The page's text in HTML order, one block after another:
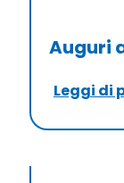
Auguri
Leggi di